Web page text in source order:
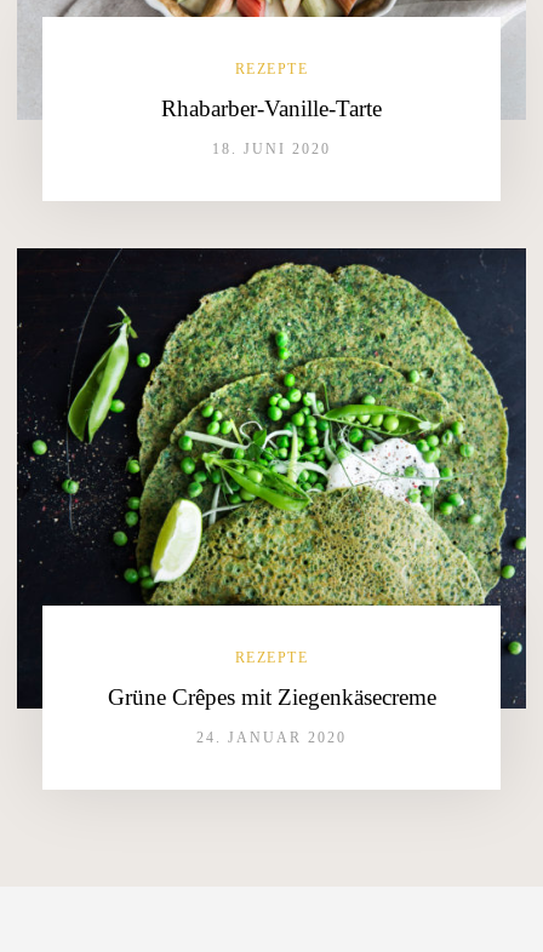
REZEPTE
Rhabarber-Vanille-Tarte
18. JUNI 2020
REZEPTE
Grüne Crêpes mit Ziegenkäsecreme
24. JANUAR 2020